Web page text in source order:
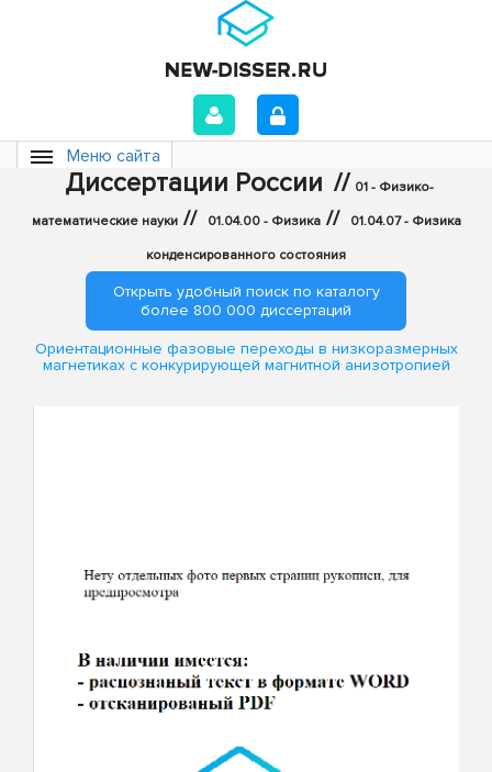
Меню сайта
Диссертации России // 01 - Физико-
математические науки // 01.04.00 - Физика // 01.04.07 - Физика
конденсированного состояния
Открыть удобный поиск по каталогу
более 800 000 диссертаций
Ориентационные фазовые переходы в низкоразмерных
магнетиках с конкурирующей магнитной анизотропией